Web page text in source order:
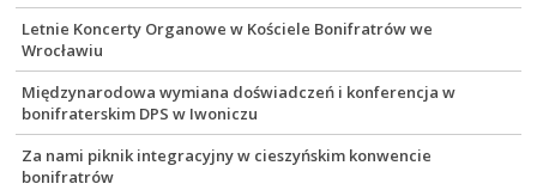
Letnie Koncerty Organowe w Kościele Bonifratrów we
Wrocławiu
Międzynarodowa wymiana doświadczeń i konferencja w
bonifraterskim DPS w Iwoniczu
Za nami piknik integracyjny w cieszyńskim konwencie
bonifratrów